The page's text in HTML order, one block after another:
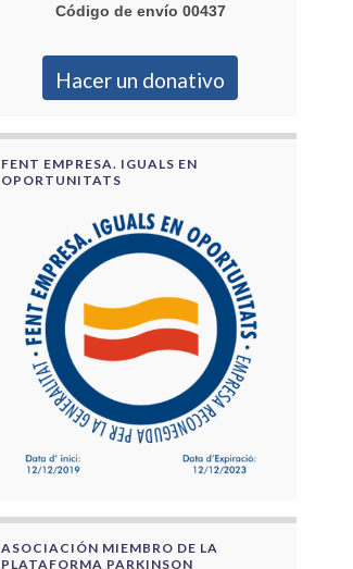
Código de envío 00437
Hacer un donativo
FENT EMPRESA. IGUALS EN
OPORTUNITATS
ASOCIACIÓN MIEMBRO DE LA
PLATAFORMA PARKINSON